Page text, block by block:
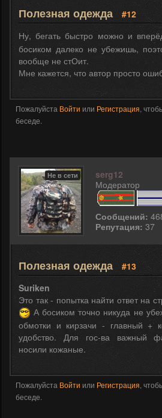
Полезная одежда
#12
Ну, бегать быстро можно и
босиком далеко не убежишь,
вообще не стОит.
Мне кажется, что автор просто
Пожалуйста Войти или Регистрация,
беседе.
Не в сети
serg12
Модератор
Сообщений:
Репутация: 37
Полезная одежда
#13
Suriken
Это так - попытка найти ответ на
А босиком точно никуда не
обмотки и кирзачи - главный +
удобство. Для гос-ва важный
носили кожаные.
Пожалуйста Войти или Регистрация,
беседе.